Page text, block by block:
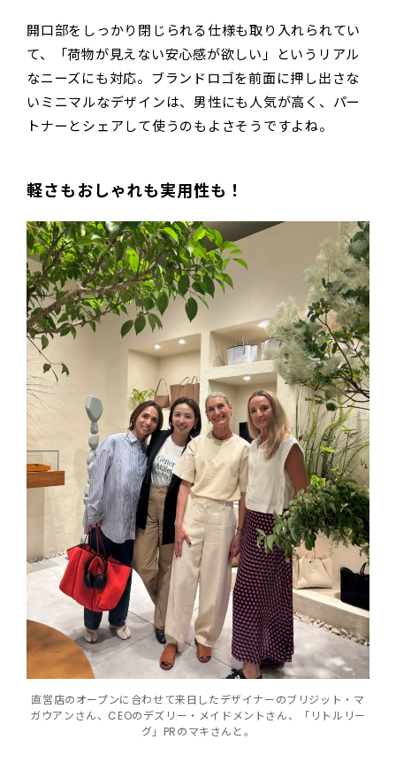
開口部をしっかり閉じられる仕様も取り入れられてい
て、「荷物が見えない安心感が欲しい」というリアル
なニーズにも対応。ブランドロゴを前面に押し出さな
いミニマルなデザインは、男性にも人気が高く、パー
トナーとシェアして使うのもよさそうですよね。
軽さもおしゃれも実用性も！
直営店のオープンに合わせて来日したデザイナーのブリジット・マ
ガウアンさん、CEOのデズリー・メイドメントさん、「リトルリー
グ」PRのマキさんと。